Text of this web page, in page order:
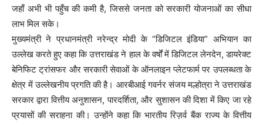
जहाँ अभी भी पहुँच की कमी है, जिससे जनता को सरकारी योजनाओं का सीधा
लाभ मिल सके।
मुख्यमंत्री ने प्रधानमंत्री नरेन्द्र मोदी के “डिजिटल इंडिया” अभियान का
उल्लेख करते हुए कहा कि उत्तराखंड ने हाल के वर्षों में डिजिटल लेनदेन, डायरेक्ट
बेनिफिट ट्रांसफर और सरकारी सेवाओं के ऑनलाइन प्लेटफार्म पर उपलब्धता के
क्षेत्र में उल्लेखनीय प्रगति की है। आरबीआई गवर्नर संजय मल्होत्रा ने उत्तराखंड
सरकार द्वारा वित्तीय अनुशासन, पारदर्शिता, और सुशासन की दिशा में किए जा रहे
प्रयासों की सराहना की। उन्होंने कहा कि भारतीय रिज़र्व बैंक राज्य के वित्तीय